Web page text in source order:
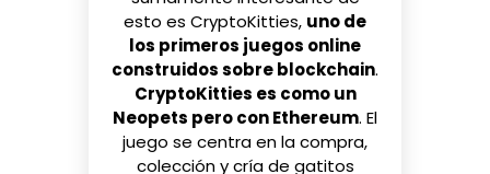
esto es CryptoKitties, uno de
los primeros juegos online
construidos sobre blockchain.
CryptoKitties es como un
Neopets pero con Ethereum. El
juego se centra en la compra,
colección y cría de gatitos